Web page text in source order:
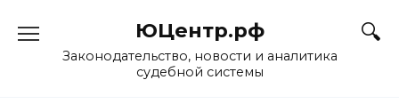
ЮЦентр.рф
Законодательство, новости и аналитика
судебной системы